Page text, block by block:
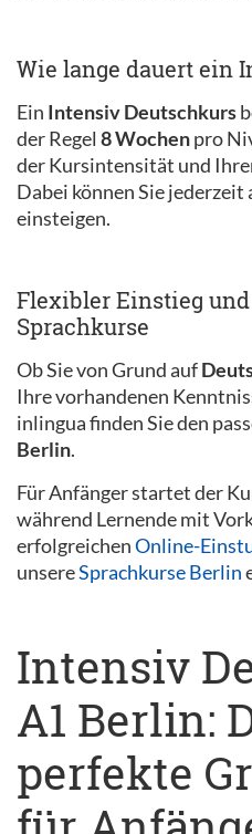
Wie lange dauert ein
Ein Intensiv Deutschkurs
der Regel 8 Wochenpro
der Kursintensität und
Dabei können Sie jederzeit
einsteigen.
Flexibler Einstieg
Sprachkurse
Ob Sie von Grund auf
Ihre vorhandenen
inlingua finden Sie den
Berlin.
Für Anfänger startet der
während Lernende mit
erfolgreichenOnline-
unsereSprachkurse Berlin
Intensiv
A1 Berlin:
perfekte